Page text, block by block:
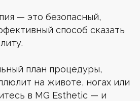
— это безопасный,
способ сказать
план процедуры,
на животе, ногах или
в MG Esthetic — и